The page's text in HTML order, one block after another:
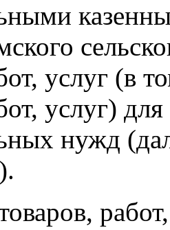
услуг (в
услуг)
нужд